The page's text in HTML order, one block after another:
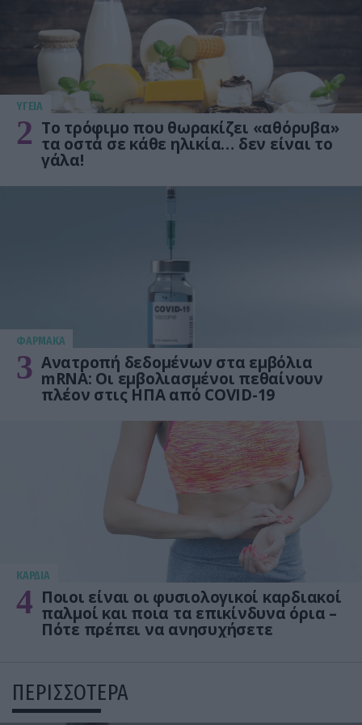
ΥΓΕΙΑ
2 Το τρόφιμο που θωρακίζει «αθόρυβα»
τα οστά σε κάθε ηλικία… δεν είναι το
γάλα!
ΦΑΡΜΑΚΑ
3 Ανατροπή δεδομένων στα εμβόλια
mRNA: Οι εμβολιασμένοι πεθαίνουν
πλέον στις ΗΠΑ από COVID-19
KΑΡΔΙΑ
4 Ποιοι είναι οι φυσιολογικοί καρδιακοί
παλμοί και ποια τα επικίνδυνα όρια –
Πότε πρέπει να ανησυχήσετε
ΠΕΡΙΣΣΟΤΕΡΑ